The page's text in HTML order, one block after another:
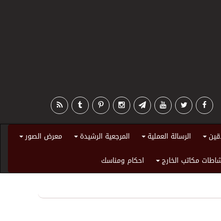
الرسالة العملية المرجعية الرشيدة معرض الصور
مكاتب الخارج احكام ومناسك